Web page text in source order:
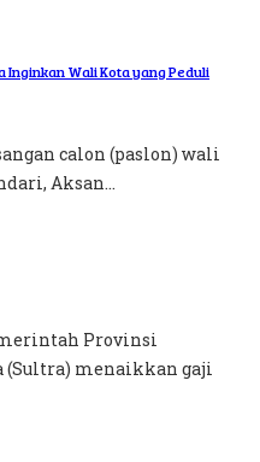
Inginkan Wali Kota yang Peduli
calon (paslon) wali
Aksan...
Provinsi
(Sultra) menaikkan gaji